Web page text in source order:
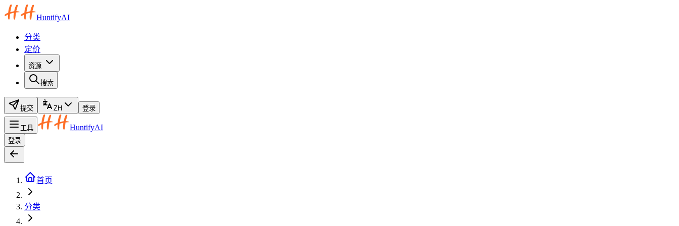
HuntifyAI
分类
定价
资源
搜索
提交 ZH 登录
工具 HuntifyAI
登录
首页
分类